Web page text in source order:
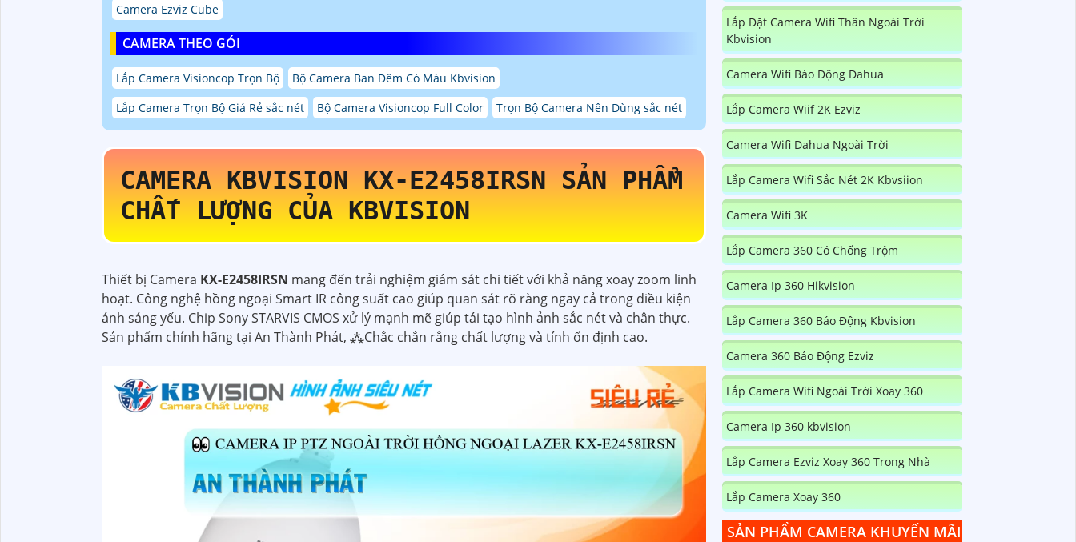
Camera Ezviz Cube
CAMERA THEO GÓI
Lắp Camera Visioncop Trọn Bộ
Bộ Camera Ban Đêm Có Màu Kbvision
Lắp Camera Trọn Bộ Giá Rẻ sắc nét
Bộ Camera Visioncop Full Color Trọn Bộ Camera Nên Dùng sắc nét
CAMERA KBVISION KX-E2458IRSN SẢN PHẨM
CHẤT LƯỢNG CỦA KBVISION
Thiết bị Camera KX-E2458IRSN mang đến trải nghiệm giám sát chi tiết với khả năng xoay zoom linh
hoạt. Công nghệ hồng ngoại Smart IR công suất cao giúp quan sát rõ ràng ngay cả trong điều kiện
ánh sáng yếu. Chip Sony STARVIS CMOS xử lý mạnh mẽ giúp tái tạo hình ảnh sắc nét và chân thực.
Sản phẩm chính hãng tại An Thành Phát, ⁂Chắc chắn rằng chất lượng và tính ổn định cao.
Lắp Đặt Camera Wifi Thân Ngoài Trời
Kbvision
Camera Wifi Báo Động Dahua
Lắp Camera Wiif 2K Ezviz
Camera Wifi Dahua Ngoài Trời
Lắp Camera Wifi Sắc Nét 2K Kbvsiion
Camera Wifi 3K
Lắp Camera 360 Có Chống Trộm
Camera Ip 360 Hikvision
Lắp Camera 360 Báo Động Kbvision
Camera 360 Báo Động Ezviz
Lắp Camera Wifi Ngoài Trời Xoay 360
Camera Ip 360 kbvision
Lắp Camera Ezviz Xoay 360 Trong Nhà
Lắp Camera Xoay 360
SẢN PHẨM CAMERA KHUYẾN MÃI